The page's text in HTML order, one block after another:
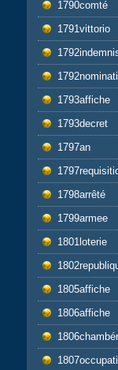
1790comté
1791vittorio
1793affiche
1793decret
1797an
1798arrêté
1799armee
1801loterie
1805affiche
1806affiche